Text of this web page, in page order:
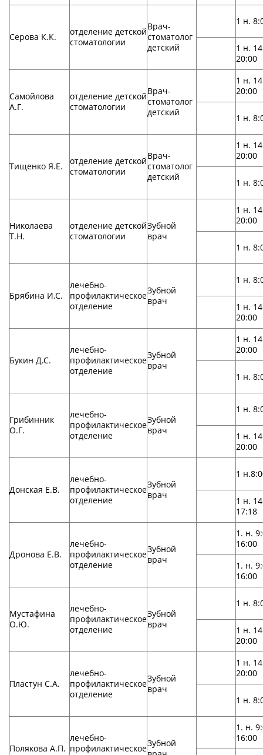
Серова К.К.
отделение детской
стоматологии
Врач-
стоматолог
детский
1 н.
1 н.
20:00
Самойлова
А.Г.
отделение детской
стоматологии
Врач-
стоматолог
детский
1 н.
20:00
1 н.
Тищенко Я.Е.
отделение детской
стоматологии
Врач-
стоматолог
детский
1 н.
20:00
1 н.
Николаева
Т.Н.
отделение детской
стоматологии
Зубной
врач
1 н.
20:00
1 н.
Брябина И.С.
лечебно-
профилактическое
отделение
Зубной
врач
1 н.
1 н.
20:00
Букин Д.С.
лечебно-
профилактическое
отделение
Зубной
врач
1 н.
20:00
1 н.
Грибинник
О.Г.
лечебно-
профилактическое
отделение
Зубной
врач
1 н.
1 н.
20:00
Донская Е.В.
лечебно-
профилактическое
отделение
Зубной
врач
1
1 н.
17:18
Дронова Е.В.
лечебно-
профилактическое
отделение
Зубной
врач
1. н.
16:00
1. н.
16:00
Мустафина
О.Ю.
лечебно-
профилактическое
отделение
Зубной
врач
1 н.
1 н.
20:00
Пластун С.А.
лечебно-
профилактическое
отделение
Зубной
врач
1 н.
20:00
1 н.
Полякова А.П.
лечебно-
профилактическоеЗубной
1. н.
16:00